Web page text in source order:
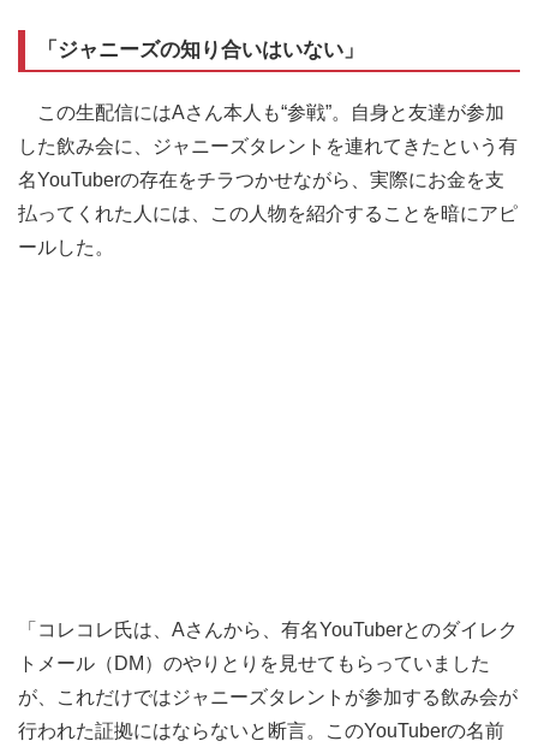
「ジャニーズの知り合いはいない」
この生配信にはAさん本人も“参戦”。自身と友達が参加
した飲み会に、ジャニーズタレントを連れてきたという有
名YouTuberの存在をチラつかせながら、実際にお金を支
払ってくれた人には、この人物を紹介することを暗にアピ
ールした。
「コレコレ氏は、Aさんから、有名YouTuberとのダイレク
トメール（DM）のやりとりを見せてもらっていました
が、これだけではジャニーズタレントが参加する飲み会が
行われた証拠にはならないと断言。このYouTuberの名前